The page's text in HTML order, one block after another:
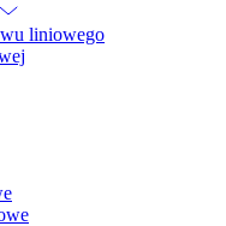
liniowego